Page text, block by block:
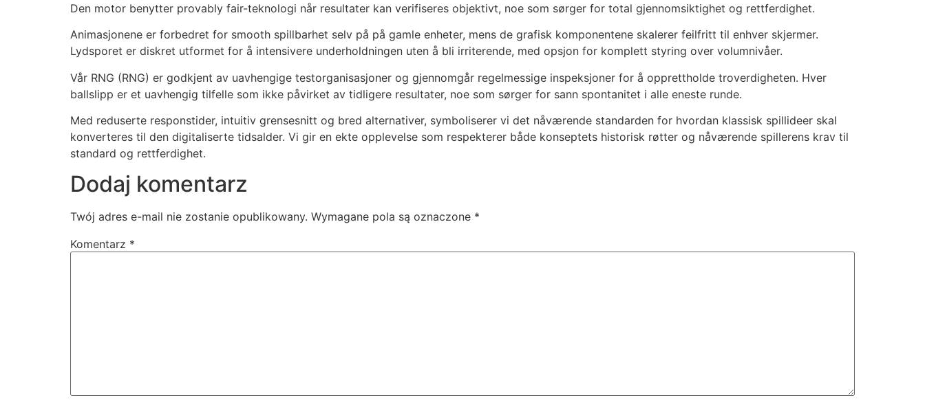
Den motor benytter provably fair-teknologi når resultater kan verifiseres objektivt, noe som sørger for total gjennomsiktighet og rettferdighet.
Animasjonene er forbedret for smooth spillbarhet selv på på gamle enheter, mens de grafisk komponentene skalerer feilfritt til enhver skjermer.
Lydsporet er diskret utformet for å intensivere underholdningen uten å bli irriterende, med opsjon for komplett styring over volumnivåer.
Vår RNG (RNG) er godkjent av uavhengige testorganisasjoner og gjennomgår regelmessige inspeksjoner for å opprettholde troverdigheten. Hver
ballslipp er et uavhengig tilfelle som ikke påvirket av tidligere resultater, noe som sørger for sann spontanitet i alle eneste runde.
Med reduserte responstider, intuitiv grensesnitt og bred alternativer, symboliserer vi det nåværende standarden for hvordan klassisk spillideer skal
konverteres til den digitaliserte tidsalder. Vi gir en ekte opplevelse som respekterer både konseptets historisk røtter og nåværende spillerens krav til
standard og rettferdighet.
Dodaj komentarz
Twój adres e-mail nie zostanie opublikowany. Wymagane pola są oznaczone *
Komentarz *